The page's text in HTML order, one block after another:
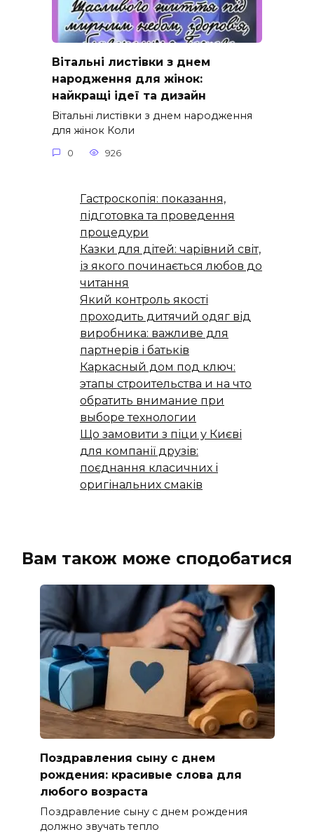
Вітальні листівки з днем
народження для жінок:
найкращі ідеї та дизайн
Вітальні листівки з днем народження
для жінок Коли
0 926
Гастроскопія: показання,
підготовка та проведення
процедури
Казки для дітей: чарівний світ,
із якого починається любов до
читання
Який контроль якості
проходить дитячий одяг від
виробника: важливе для
партнерів і батьків
Каркасный дом под ключ:
этапы строительства и на что
обратить внимание при
выборе технологии
Що замовити з піци у Києві
для компанії друзів:
поєднання класичних і
оригінальних смаків
Вам також може сподобатися
Поздравления сыну с днем
рождения: красивые слова для
любого возраста
Поздравление сыну с днем рождения
должно звучать тепло